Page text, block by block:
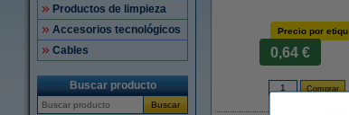
Productos de limpieza
Accesorios tecnológicos
Cables
Buscar producto
Buscar
Precio por etiqu
0,64 €